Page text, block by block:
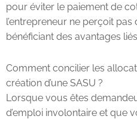
pour éviter le paiement de
l’entrepreneur ne perçoit pas
bénéficiant des avantages
Comment concilier les
création d’une SASU ?
Lorsque vous êtes
d’emploi involontaire et que